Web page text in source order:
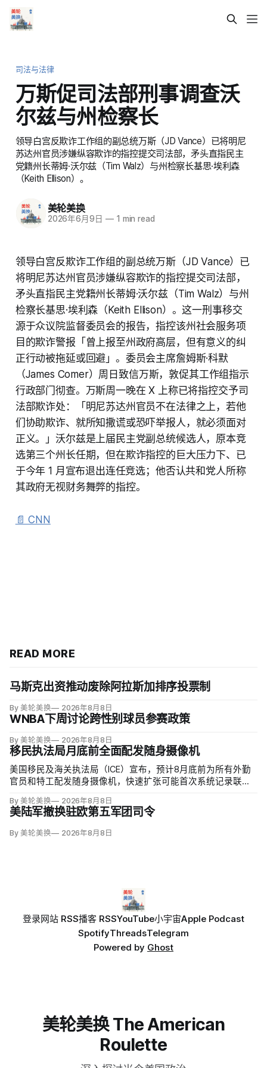
司法与法律
万斯促司法部刑事调查沃
尔兹与州检察长
领导白宫反欺诈工作组的副总统万斯（JD Vance）已将明尼
苏达州官员涉嫌纵容欺诈的指控提交司法部，矛头直指民主
党籍州长蒂姆·沃尔兹（Tim Walz）与州检察长基思·埃利森
（Keith Ellison）。
美轮美换
2026年6月9日 —1 min read
领导白宫反欺诈工作组的副总统万斯（JD Vance）已
将明尼苏达州官员涉嫌纵容欺诈的指控提交司法部，
矛头直指民主党籍州长蒂姆·沃尔兹（Tim Walz）与州
检察长基思·埃利森（Keith Ellison）。这一刑事移交
源于众议院监督委员会的报告，指控该州社会服务项
目的欺诈警报「曾上报至州政府高层，但有意义的纠
正行动被拖延或回避」。委员会主席詹姆斯·科默
（James Comer）周日致信万斯，敦促其工作组指示
行政部门彻查。万斯周一晚在 X 上称已将指控交予司
法部欺诈处：「明尼苏达州官员不在法律之上，若他
们协助欺诈、就所知撒谎或恐吓举报人，就必须面对
正义。」沃尔兹是上届民主党副总统候选人，原本竞
选第三个州长任期，但在欺诈指控的巨大压力下、已
于今年 1 月宣布退出连任竞选；他否认共和党人所称
其政府无视财务舞弊的指控。
📄 CNN
READ MORE
马斯克出资推动废除阿拉斯加排序投票制
By 美轮美换 2026年8月8日
WNBA下周讨论跨性别球员参赛政策
By 美轮美换 2026年8月8日
移民执法局月底前全面配发随身摄像机
美国移民及海关执法局（ICE）宣布，预计8月底前为所有外勤
官员和特工配发随身摄像机，快速扩张可能首次系统记录联邦
代理局长戴维·文图雷拉（David J. Venturella）称，涉及羁押中
重伤或死亡的录像若影响调查或隐私即…
By 美轮美换 2026年8月8日
美陆军撤换驻欧第五军团司令
By 美轮美换 2026年8月8日
登录网站 RSS播客 RSSYouTube小宇宙Apple Podcast
SpotifyThreadsTelegram
Powered by Ghost
美轮美换 The American
Roulette